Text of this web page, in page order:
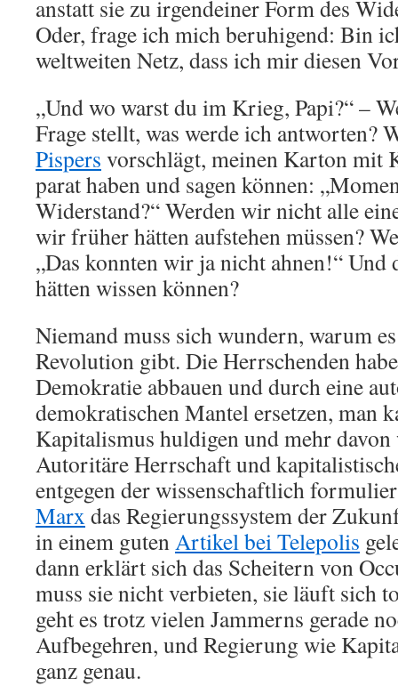
anstatt sie zu irgendeiner Form des
Oder, frage ich mich beruhigend: Bin
weltweiten Netz, dass ich mir diesen
„Und wo warst du im Krieg, Papi?“ –
Frage stellt, was werde ich antworten?
Pispers vorschlägt, meinen Karton mit
parat haben und sagen können:
Widerstand?“ Werden wir nicht alle
wir früher hätten aufstehen müssen?
„Das konnten wir ja nicht ahnen!“ Und
hätten wissen können?
Niemand muss sich wundern, warum
Revolution gibt. Die Herrschenden
Demokratie abbauen und durch eine
demokratischen Mantel ersetzen, man
Kapitalismus huldigen und mehr davon
Autoritäre Herrschaft und
entgegen der wissenschaftlich
Marx das Regierungssystem der
in einem gutenArtikel bei Telepolis
dann erklärt sich das Scheitern von
muss sie nicht verbieten, sie läuft sich
geht es trotz vielen Jammerns gerade
Aufbegehren, und Regierung wie
ganz genau.